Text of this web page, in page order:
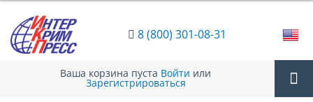
8 (800) 301-08-31
Ваша корзина пуста Войти или
Зарегистрироваться